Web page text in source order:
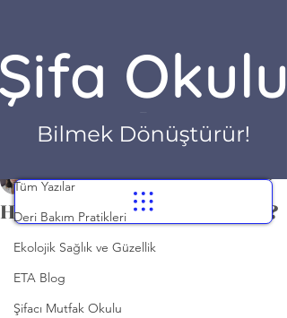
Yazı
Tüm Yazılar
Deri Bakım Pratikleri
Ekolojik Sağlık ve Güzellik
ETA Blog
Şifacı Mutfak Okulu
Hangi bedene hangi spor?
6 Kas 2021